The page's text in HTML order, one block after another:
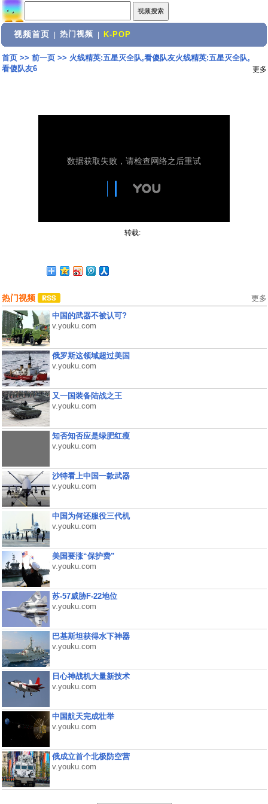
视频首页 热门视频 K-POP
首页>> 前一页>> 火线精英:五星灭全队,看傻队友火线精英:五星灭全队,
看傻队友6
更多
转载:
热门视频 更多
中国的武器不被认可?
v.youku.com
俄罗斯这领域超过美国
v.youku.com
又一国装备陆战之王
v.youku.com
知否知否应是绿肥红瘦
v.youku.com
沙特看上中国一款武器
v.youku.com
中国为何还服役三代机
v.youku.com
美国要涨“保护费”
v.youku.com
苏-57威胁F-22地位
v.youku.com
巴基斯坦获得水下神器
v.youku.com
日心神战机大量新技术
v.youku.com
中国航天完成壮举
v.youku.com
俄成立首个北极防空营
v.youku.com